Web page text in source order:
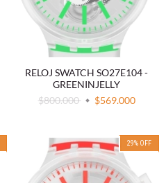
RELOJ SWATCH SO27E104 -
GREENINJELLY
$800.000
$569.000
29% OFF